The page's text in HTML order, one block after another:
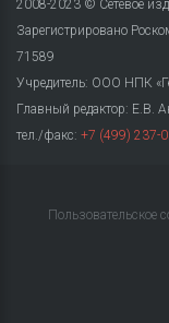
2008-2023 © Сетевое
Зарегистрировано
71589
Учредитель: ООО НПК
Главный редактор: Е.В.
тел./факс: +7 (499) 237-
Пользовательское